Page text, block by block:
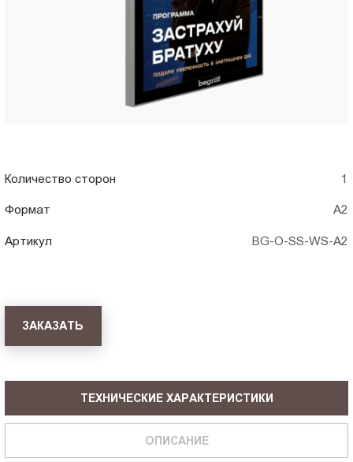
Количество сторон 1
Формат A2
Артикул BG-O-SS-WS-A2
ЗАКАЗАТЬ
ТЕХНИЧЕСКИЕ ХАРАКТЕРИСТИКИ
ОПИСАНИЕ